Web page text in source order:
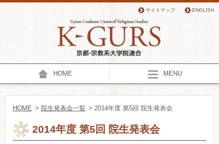
サイトマップ ENGLISH
HOME MENU
HOME > 院生発表会一覧 > 2014年度 第5回 院生発表会
2014年度 第5回 院生発表会